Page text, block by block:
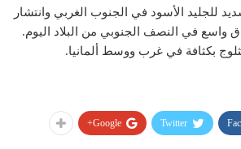
الأسود في الجنوب الغربي وانتشار
واسع في النصف الجنوبي من البلاد اليوم.
بكثافة في غرب ووسط ألمانيا.
Twitter
Google+